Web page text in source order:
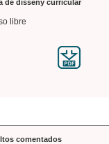
de disseny curricular
libre
comentados